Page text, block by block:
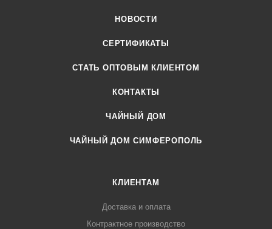
НОВОСТИ
СЕРТИФИКАТЫ
CТАТЬ ОПТОВЫМ КЛИЕНТОМ
КОНТАКТЫ
ЧАЙНЫЙ ДОМ
ЧАЙНЫЙ ДОМ СИМФЕРОПОЛЬ
КЛИЕНТАМ
Доставка и оплата
Контрактное производство